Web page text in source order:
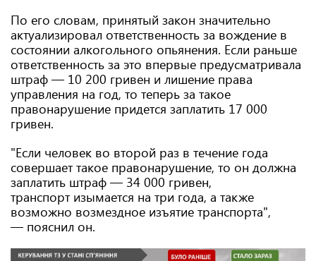
По его словам, принятый закон значительно
актуализировал ответственность за вождение в
состоянии алкогольного опьянения. Если раньше
ответственность за это впервые предусматривала
штраф — 10 200 гривен и лишение права
управления на год, то теперь за такое
правонарушение придется заплатить 17 000
гривен.
"Если человек во второй раз в течение года
совершает такое правонарушение, то он должна
заплатить штраф — 34 000 гривен,
транспорт изымается на три года, а также
возможно возмездное изъятие транспорта",
— пояснил он.